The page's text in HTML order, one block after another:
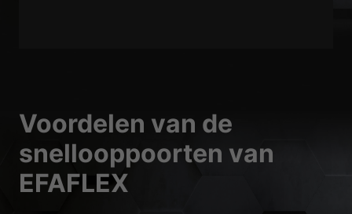
Voordelen van de
snellooppoorten van
EFAFLEX